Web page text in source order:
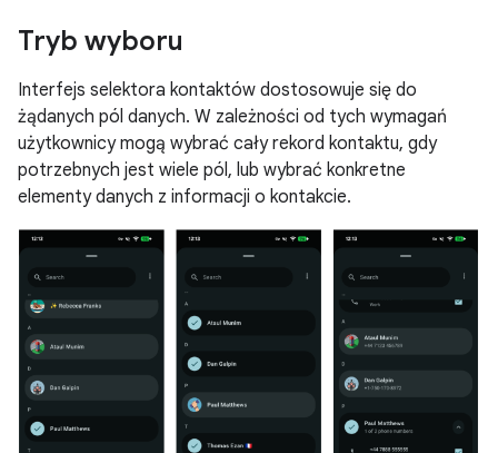
Tryb wyboru
Interfejs selektora kontaktów dostosowuje się do
żądanych pól danych. W zależności od tych wymagań
użytkownicy mogą wybrać cały rekord kontaktu, gdy
potrzebnych jest wiele pól, lub wybrać konkretne
elementy danych z informacji o kontakcie.